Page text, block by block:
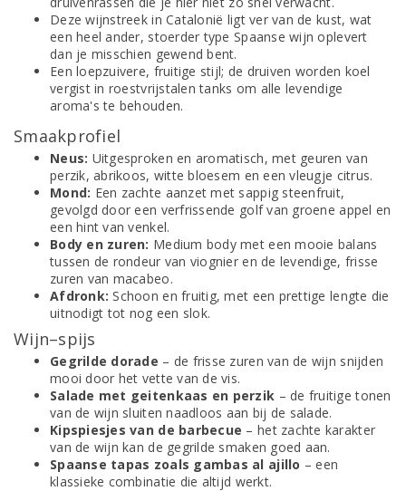
Deze wijnstreek in Catalonië ligt ver van de kust, wat
een heel ander, stoerder type Spaanse wijn oplevert
dan je misschien gewend bent.
Een loepzuivere, fruitige stijl; de druiven worden koel
vergist in roestvrijstalen tanks om alle levendige
aroma's te behouden.
Smaakprofiel
Neus: Uitgesproken en aromatisch, met geuren van
perzik, abrikoos, witte bloesem en een vleugje citrus.
Mond: Een zachte aanzet met sappig steenfruit,
gevolgd door een verfrissende golf van groene appel en
een hint van venkel.
Body en zuren: Medium body met een mooie balans
tussen de rondeur van viognier en de levendige, frisse
zuren van macabeo.
Afdronk: Schoon en fruitig, met een prettige lengte die
uitnodigt tot nog een slok.
Wijn–spijs
Gegrilde dorade – de frisse zuren van de wijn snijden
mooi door het vette van de vis.
Salade met geitenkaas en perzik – de fruitige tonen
van de wijn sluiten naadloos aan bij de salade.
Kipspiesjes van de barbecue – het zachte karakter
van de wijn kan de gegrilde smaken goed aan.
Spaanse tapas zoals gambas al ajillo – een
klassieke combinatie die altijd werkt.